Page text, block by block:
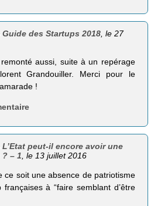
Guide des Startups 2018, le 27
aussi, suite à un repérage
Grandouiller. Merci pour le
!
L’Etat peut-il encore avoir une
– 1, le 13 juillet 2016
ce soit une absence de patriotisme
à “faire semblant d’être